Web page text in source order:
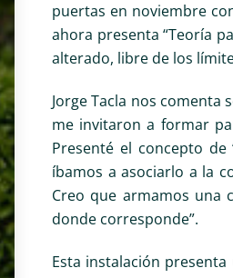
puertas en noviembre
ahora presenta “Teoría
alterado, libre de los
Jorge Tacla nos comenta
me invitaron a formar
Presenté el concepto
íbamos a asociarlo a la
Creo que armamos una
donde corresponde”.
Esta instalación